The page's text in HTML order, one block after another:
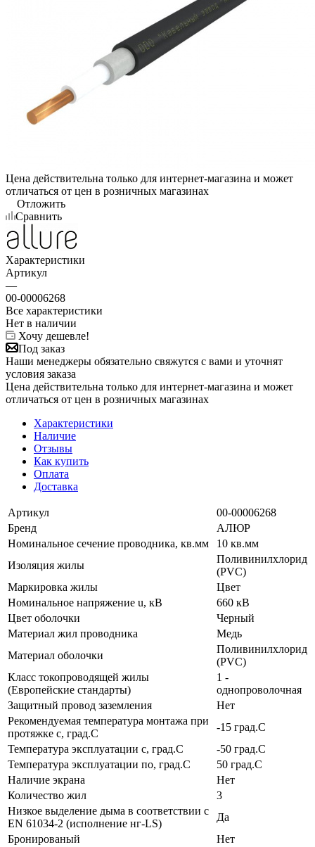
Цена действительна только для интернет-магазина и может
отличаться от цен в розничных магазинах
Отложить
Сравнить
Характеристики
Артикул
—
00-00006268
Все характеристики
Нет в наличии
Хочу дешевле!
Под заказ
Наши менеджеры обязательно свяжутся с вами и уточнят
условия заказа
Цена действительна только для интернет-магазина и может
отличаться от цен в розничных магазинах
Характеристики
Наличие
Отзывы
Как купить
Оплата
Доставка
Артикул
00-00006268
Бренд
АЛЮР
Номинальное сечение проводника, кв.мм
10 кв.мм
Изоляция жилы
Поливинилхлорид
(PVC)
Маркировка жилы
Цвет
Номинальное напряжение u, кВ
660 кВ
Цвет оболочки
Черный
Материал жил проводника
Медь
Материал оболочки
Поливинилхлорид
(PVC)
Класс токопроводящей жилы
(Европейские стандарты)
1 -
однопроволочная
Защитный провод заземления
Нет
Рекомендуемая температура монтажа при
протяжке с, град.C
-15 град.C
Температура эксплуатации с, град.C
-50 град.C
Температура эксплуатации по, град.C
50 град.C
Наличие экрана
Нет
Количество жил
3
Низкое выделение дыма в соответствии с
EN 61034-2 (исполнение нг-LS)
Да
Бронированый
Нет